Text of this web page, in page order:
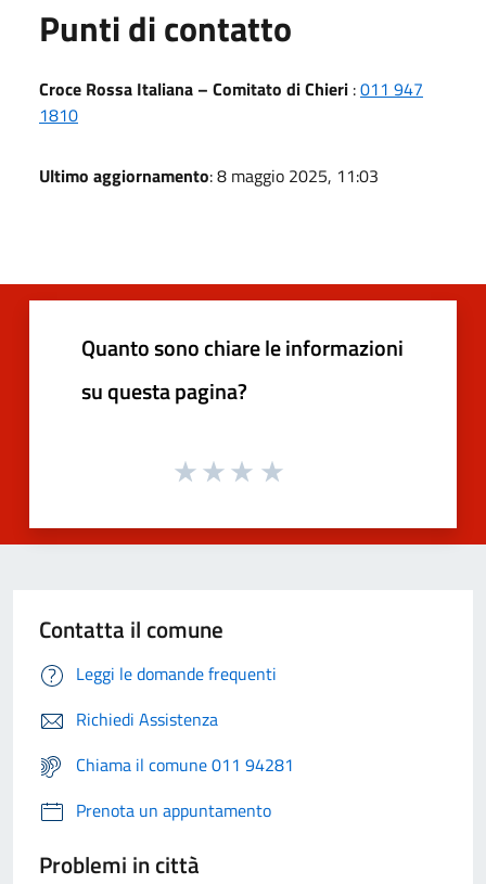
Punti di contatto
Croce Rossa Italiana – Comitato di Chieri :011 947
1810
Ultimo aggiornamento: 8 maggio 2025, 11:03
Quanto sono chiare le informazioni
su questa pagina?
Contatta il comune
Leggi le domande frequenti
Richiedi Assistenza
Chiama il comune 011 94281
Prenota un appuntamento
Problemi in città